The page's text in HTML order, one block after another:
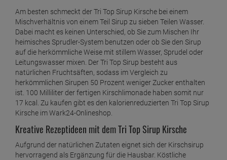
Am besten schmeckt der Tri Top Sirup Kirsche bei einem
Mischverhältnis von einem Teil Sirup zu sieben Teilen Wasser.
Dabei macht es keinen Unterschied, ob Sie zum Mischen Ihr
heimisches Sprudler-System benutzen oder ob Sie den Sirup
auf die herkömmliche Weise mit stillem Wasser, Sprudel oder
Leitungswasser mixen. Der Tri Top Sirup besteht aus
natürlichen Fruchtsäften, sodass im Vergleich zu
herkömmlichen Sirupen 50 Prozent weniger Zucker enthalten
ist. 100 Milliliter der fertigen Kirschlimonade haben somit nur
17 kcal. Zu kaufen gibt es den kalorienreduzierten Tri Top Sirup
Kirsche im Wark24-Onlineshop.
Kreative Rezeptideen mit dem Tri Top Sirup Kirsche
Aufgrund der natürlichen Zutaten eignet sich der Kirschsirup
hervorragend als Ergänzung für die Hausbar. Köstliche